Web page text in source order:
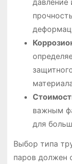
важным
для
Выбор типа
паров должен